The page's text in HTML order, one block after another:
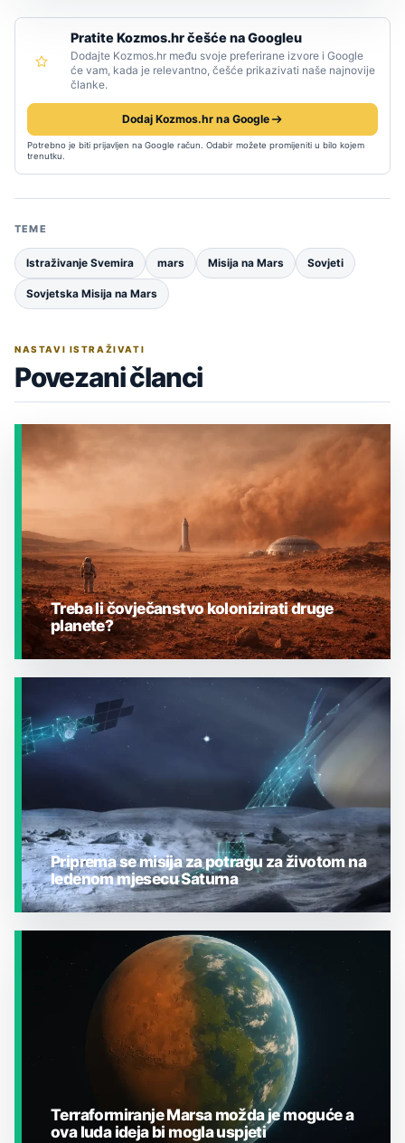
Pratite Kozmos.hr češće na Googleu
Dodajte Kozmos.hr među svoje preferirane izvore i Google
će vam, kada je relevantno, češće prikazivati naše najnovije
članke.
Dodaj Kozmos.hr na Google
Potrebno je biti prijavljen na Google račun. Odabir možete promijeniti u bilo kojem
trenutku.
TEME
Istraživanje Svemira mars Misija na Mars Sovjeti
Sovjetska Misija na Mars
NASTAVI ISTRAŽIVATI
Povezani članci
JESTE LI ZNALI?
Treba li čovječanstvo kolonizirati druge
planete?
JESTE LI ZNALI?
Priprema se misija za potragu za životom na
ledenom mjesecu Saturna
Terraformiranje Marsa možda je moguće a
ova luda ideja bi mogla uspjeti